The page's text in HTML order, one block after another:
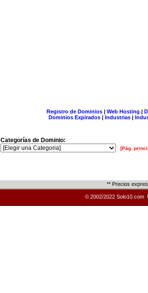
Registro de Dominios| Web Hosting |
Dominios Expirados | Industrias |
Categorías de Dominio:
[Pág.
** Precios
© 2002/2022 Solo10.com